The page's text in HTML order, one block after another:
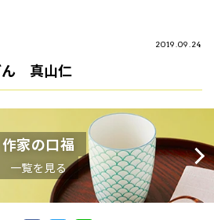
2019.09.24
ん 真山仁
作家の口福
一覧を見る